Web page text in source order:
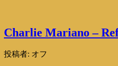
Charlie Mariano –
投稿者: オフ